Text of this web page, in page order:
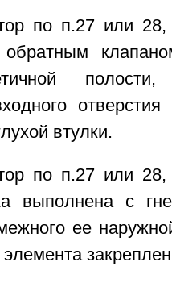
по п.27 или
втулки.
по п.27 или
выполнена с
ее